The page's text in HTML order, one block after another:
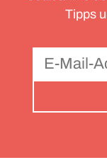
Tipps